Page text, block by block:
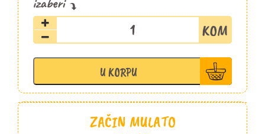
Začin
Yellow
Fatalni
60ml/30g
količina
U KORPU
ZAČIN MULATO